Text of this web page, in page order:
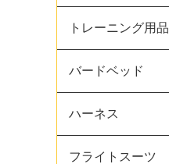
トレーニング用品
バードベッド
ハーネス
フライトスーツ